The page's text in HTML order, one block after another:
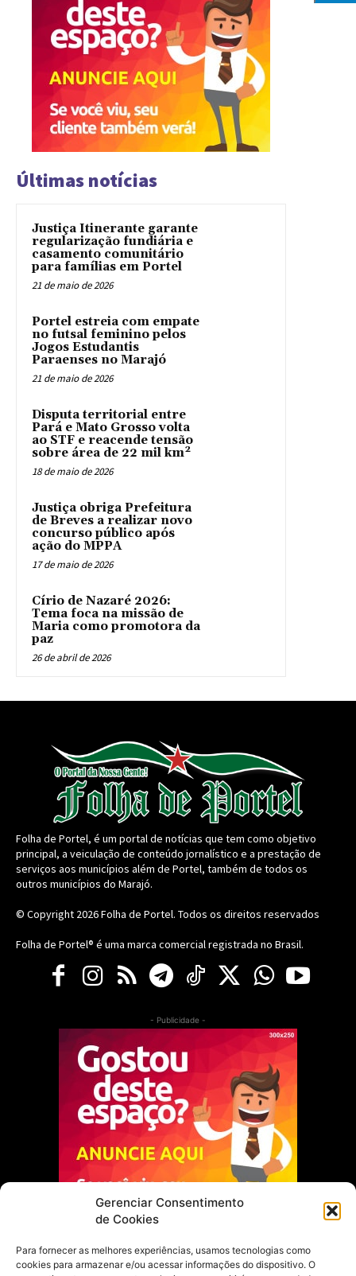
Gerenciar Consentimento
de Cookies
Para fornecer as melhores experiências, usamos tecnologias como
cookies para armazenar e/ou acessar informações do dispositivo. O
Últimas notícias
Justiça Itinerante garante
regularização fundiária e
casamento comunitário
para famílias em Portel
21 de maio de 2026
Portel estreia com empate
no futsal feminino pelos
Jogos Estudantis
Paraenses no Marajó
21 de maio de 2026
Disputa territorial entre
Pará e Mato Grosso volta
ao STF e reacende tensão
sobre área de 22 mil km²
18 de maio de 2026
Justiça obriga Prefeitura
de Breves a realizar novo
concurso público após
ação do MPPA
17 de maio de 2026
Círio de Nazaré 2026:
Tema foca na missão de
Maria como promotora da
paz
26 de abril de 2026
Folha de Portel, é um portal de notícias que tem como objetivo
principal, a veiculação de conteúdo jornalístico e a prestação de
serviços aos municípios além de Portel, também de todos os
outros municípios do Marajó.
© Copyright 2026Folha de Portel. Todos os direitos reservados
Folha de Portel® é uma marca comercial registrada no Brasil.
- Publicidade -